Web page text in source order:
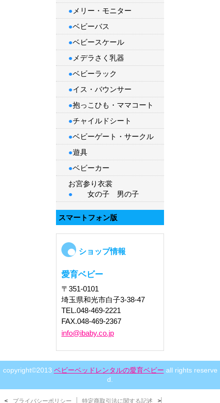
● メリー・モニター
●ベビーバス
●ベビースケール
● メデラさく乳器
●ベビーラック
●イス・バウンサー
●抱っこひも ・ ママコート
●チャイルドシート
●ベビーゲート・サークル
●遊具
●ベビーカー
お宮参り衣裳
● 女の子 男の子
スマートフォン版
ショップ情報
愛育ベビー
〒351-0101
埼玉県和光市白子3-38-47
TEL.048-469-2221
FAX.048-469-2367
info@ibaby.co.jp
copyright©2013 ベビーベッドレンタルの愛育ベビー all rights reserve
d.
< プライバシーポリシー 特定商取引法に関する記述 >